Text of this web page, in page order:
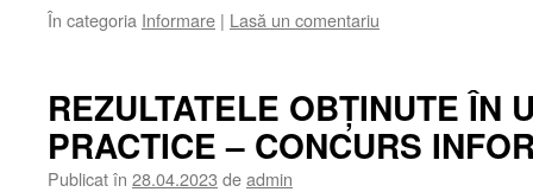
În categoria Informare | Lasă un comentariu
REZULTATELE OBȚINUTE ÎN
PRACTICE – CONCURS
Publicat în 28.04.2023 deadmin